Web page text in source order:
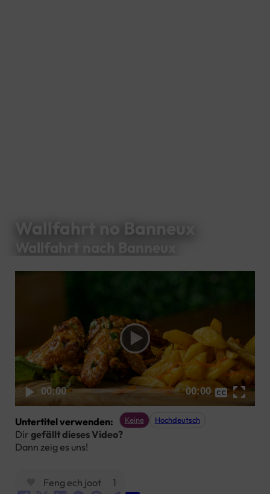
Wallfahrt no Banneux
Wallfahrt nach Banneux
00:00 00:00
None
Hochdeutsch
Untertitel verwenden: Keine Hochdeutsch
Dir gefällt dieses Video?
Dann zeig es uns!
Feng ech joot 1